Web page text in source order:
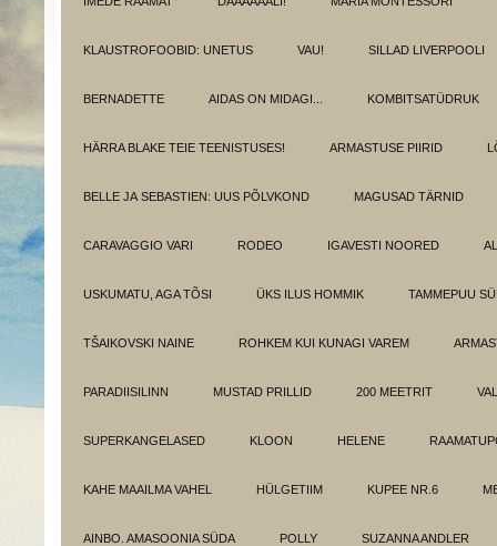
KLAUSTROFOOBID: UNETUS VAU! SILLAD LIVERPOOLI
BERNADETTE AIDAS ON MIDAGI... KOMBITSATÜDRUK
HÄRRA BLAKE TEIE TEENISTUSES! ARMASTUSE PIIRID
BELLE JA SEBASTIEN: UUS PÕLVKOND MAGUSAD TÄRNID
CARAVAGGIO VARI RODEO IGAVESTI NOORED
USKUMATU, AGA TÕSI ÜKS ILUS HOMMIK TAMMEPUU
TŠAIKOVSKI NAINE ROHKEM KUI KUNAGI VAREM
PARADIISILINN MUSTAD PRILLID 200 MEETRIT
SUPERKANGELASED KLOON HELENE
KAHE MAAILMA VAHEL HÜLGETIIM KUPEE NR.6
AINBO. AMASOONIA SÜDA POLLY SUZANNA ANDLER